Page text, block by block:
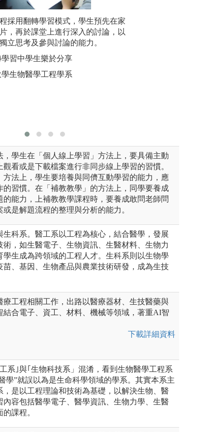
由分組進行主題討論的方
關領域概念與知識，並且學
透過實際參與口頭報告與主
學可以更全面學習如何透過
。
情形
採用翻轉學習模式，學生預先在家
，再於課堂上進行深入的討論，以
立思考及參與討論的能力。
習中學生樂於分享
生物醫學工程學系
，學生在「個人線上學習」方法上，要具備主動
看或是下載檔案進行非同步線上學習的習慣。
方法上，學生要培養與同儕互動學習的能力，應
的習慣。在「補教教學」的方法上，同學要養成
的能力，上補教教學課程時，要養成敢問老師問
是解題流程的整理與分析的能力。
生科系。醫工系以工程為核心，結合醫學，發展
術，如生醫電子、生物資訊、生醫材料、生物力
學生成為跨領域的工程人才。生科系則以生物學
苗、基因、生物產品與農業技術研發，成為生技
療工程相關工作，出路以醫療器材、生技醫藥與
結合電子、資工、材料、機械等領域，著重AI智
下載詳細資料
系｣與｢生物科技系」混淆，看到生物醫學工程系
學”就誤以為是生命科學領域的學系。其實本系主
，是以工程理論和技術為基礎，以解決生物、醫
內容包括醫學電子、醫學資訊、生物力學、生醫
課程。